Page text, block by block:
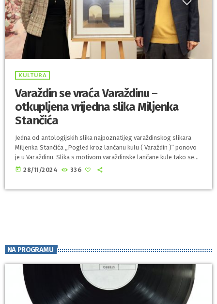
KULTURA
Varaždin se vraća Varaždinu –
otkupljena vrijedna slika Miljenka
Stančića
Jedna od antologijskih slika najpoznatijeg varaždinskog slikara
Miljenka Stančića „Pogled kroz lančanu kulu ( Varaždin )“ ponovo
je u Varaždinu. Slika s motivom varaždinske lančane kule tako se
vratila na izvorište svojeg nadahnuća u Varaždin, u palaču
today 28/11/2024 336
NA PROGRAMU